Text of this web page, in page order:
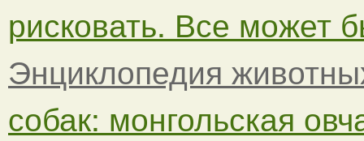
рисковать. Все может
Энциклопедия
собак: монгольская